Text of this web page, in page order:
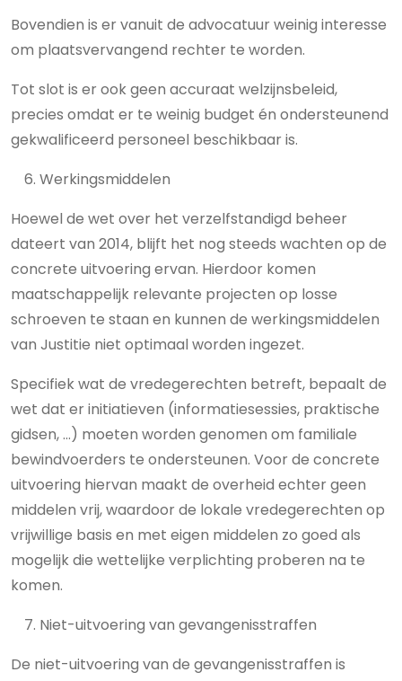
Bovendien is er vanuit de advocatuur weinig interesse
om plaatsvervangend rechter te worden.
Tot slot is er ook geen accuraat welzijnsbeleid,
precies omdat er te weinig budget én ondersteunend
gekwalificeerd personeel beschikbaar is.
Werkingsmiddelen
Hoewel de wet over het verzelfstandigd beheer
dateert van 2014, blijft het nog steeds wachten op de
concrete uitvoering ervan. Hierdoor komen
maatschappelijk relevante projecten op losse
schroeven te staan en kunnen de werkingsmiddelen
van Justitie niet optimaal worden ingezet.
Specifiek wat de vredegerechten betreft, bepaalt de
wet dat er initiatieven (informatiesessies, praktische
gidsen, …) moeten worden genomen om familiale
bewindvoerders te ondersteunen. Voor de concrete
uitvoering hiervan maakt de overheid echter geen
middelen vrij, waardoor de lokale vredegerechten op
vrijwillige basis en met eigen middelen zo goed als
mogelijk die wettelijke verplichting proberen na te
komen.
Niet-uitvoering van gevangenisstraffen
De niet-uitvoering van de gevangenisstraffen is